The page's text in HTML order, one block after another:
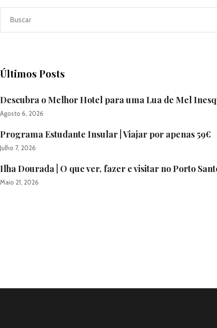
Últimos Posts
Descubra o Melhor Hotel para uma Lua de Mel
Agosto 6, 2026
Programa Estudante Insular | Viajar por apenas 59€
Julho 7, 2026
Ilha Dourada | O que ver, fazer e visitar no Porto
Maio 21, 2026